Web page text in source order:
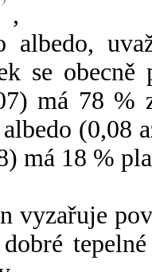
,
albedo,
se
má 78 %
(0,08
má 18 %
vyzařuje